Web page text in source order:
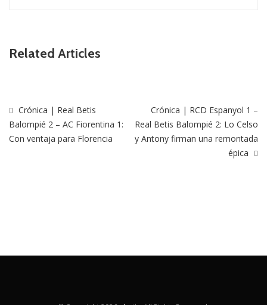
Related Articles
Crónica | Real Betis
Balompié 2 – AC Fiorentina 1:
Con ventaja para Florencia
Crónica | RCD Espanyol 1 –
Real Betis Balompié 2: Lo Celso
y Antony firman una remontada
épica